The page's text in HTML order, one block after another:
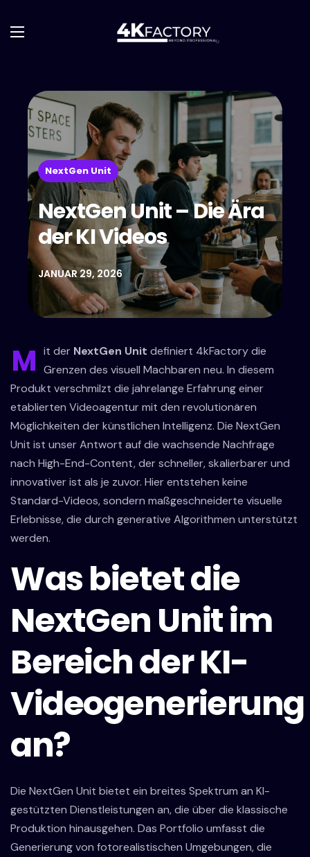
NextGen Unit
NextGen Unit – Die Ära
der KI Videos
JANUAR 29, 2026
M it der NextGen Unit definiert 4kFactory die
Grenzen des visuell Machbaren neu. In diesem
Produkt verschmilzt die jahrelange Erfahrung einer
etablierten Videoagentur mit den revolutionären
Möglichkeiten der künstlichen Intelligenz. Die NextGen
Unit ist unser Antwort auf die wachsende Nachfrage
nach High-End-Content, der schneller, skalierbarer und
innovativer ist als je zuvor. Hier entstehen keine
Standard-Videos, sondern maßgeschneiderte visuelle
Erlebnisse, die durch generative Algorithmen unterstützt
werden.
Was bietet die
NextGen Unit im
Bereich der KI-
Videogenerierung
an?
Die NextGen Unit bietet ein breites Spektrum an KI-
gestützten Dienstleistungen an, die über die klassische
Produktion hinausgehen. Das Portfolio umfasst die
Generierung von fotorealistischen Umgebungen, die